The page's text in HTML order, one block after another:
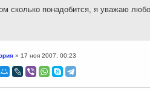
сколько понадобится, я уважаю
» 17 ноя 2007, 00:23